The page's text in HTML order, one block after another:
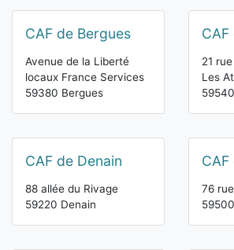
CAF de Bergues
Avenue de la Liberté
locaux France Services
59380 Bergues
21
Les
CAF de Denain
88 allée du Rivage
59220 Denain
CAF
76